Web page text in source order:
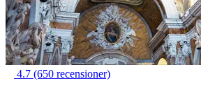
4.7 (650 recensioner)